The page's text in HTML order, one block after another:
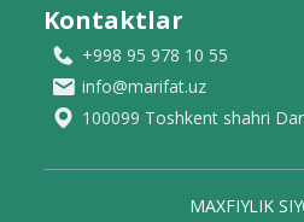
Kontaktlar
+998 95 978 10 55
info@marifat.uz
100099 Toshkent shahri
MAXFIYLIK